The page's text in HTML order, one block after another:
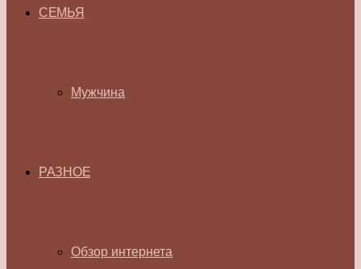
СЕМЬЯ
Мужчина
РАЗНОЕ
Обзор интернета